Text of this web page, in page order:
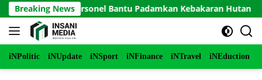
Langsung
ke
konten
Breaking News
Personel Bantu Padamkan Kebakaran Hutan di Gunung
iNPolitic iNUpdate iNSport iNFinance iNTravel iNEduction